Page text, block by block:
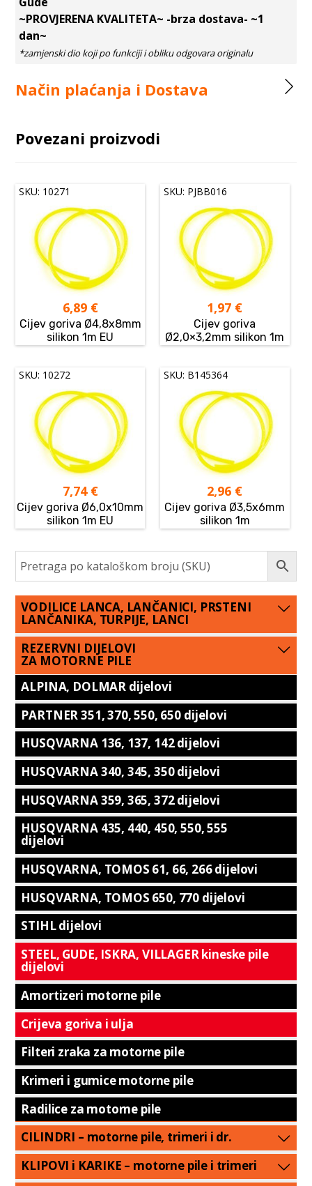
~PROVJERENA KVALITETA~ -brza dostava- ~1
dan~
Način plaćanja i Dostava
Povezani proizvodi
SKU: 10271
6,89 €
Cijev goriva Ø4,8x8mm
silikon 1m EU
SKU: PJBB016
1,97 €
Cijev goriva
Ø2,0×3,2mm silikon 1m
SKU: 10272
7,74 €
Cijev goriva Ø6,0x10mm
silikon 1m EU
SKU: B145364
2,96 €
Cijev goriva Ø3,5x6mm
silikon 1m
VODILICE LANCA, LANČANICI, PRSTENI
LANČANIKA, TURPIJE, LANCI
REZERVNI DIJELOVI
ZA MOTORNE PILE
ALPINA, DOLMAR dijelovi
PARTNER 351, 370, 550, 650 dijelovi
HUSQVARNA 136, 137, 142 dijelovi
HUSQVARNA 340, 345, 350 dijelovi
HUSQVARNA 359, 365, 372 dijelovi
HUSQVARNA 435, 440, 450, 550, 555
dijelovi
HUSQVARNA, TOMOS 61, 66, 266 dijelovi
HUSQVARNA, TOMOS 650, 770 dijelovi
STIHL dijelovi
STEEL, GUDE, ISKRA, VILLAGER kineske pile
dijelovi
Amortizeri motorne pile
Crijeva goriva i ulja
Filteri zraka za motorne pile
Krimeri i gumice motorne pile
Radilice za motorne pile
CILINDRI – motorne pile, trimeri i dr.
KLIPOVI i KARIKE – motorne pile i trimeri